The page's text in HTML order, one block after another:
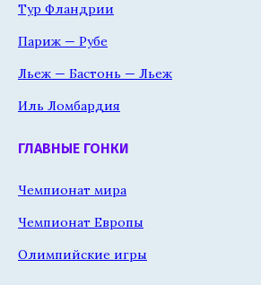
Тур Фландрии
Париж — Рубе
Льеж — Бастонь — Льеж
Иль Ломбардия
ГЛАВНЫЕ ГОНКИ
Чемпионат мира
Чемпионат Европы
Олимпийские игры